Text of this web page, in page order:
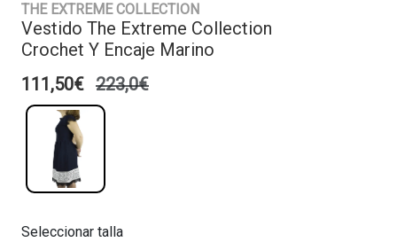
THE EXTREME COLLECTION
Vestido The Extreme Collection
Crochet Y Encaje Marino
111,50€ 223,0€
Seleccionar talla